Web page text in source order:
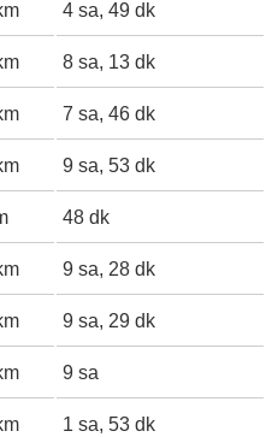
4 sa, 49 dk
8 sa, 13 dk
7 sa, 46 dk
9 sa, 53 dk
48 dk
9 sa, 28 dk
9 sa, 29 dk
9 sa
1 sa, 53 dk